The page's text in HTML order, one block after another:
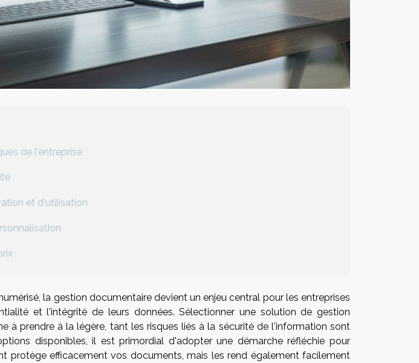
de l'entreprise
et d'utilisation
la gestion documentaire devient un enjeu central pour les entreprises
et l'intégrité de leurs données. Sélectionner une solution de gestion
à prendre à la légère, tant les risques liés à la sécurité de l'information sont
disponibles, il est primordial d'adopter une démarche réfléchie pour
protège efficacement vos documents, mais les rend également facilement